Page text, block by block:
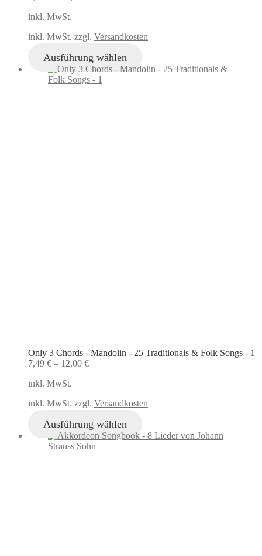
inkl. MwSt.
inkl. MwSt. zzgl. Versandkosten
Ausführung wählen
Only 3 Chords - Mandolin - 25 Traditionals & Folk Songs - 1
7,49 € – 12,00 €
inkl. MwSt.
inkl. MwSt. zzgl. Versandkosten
Ausführung wählen